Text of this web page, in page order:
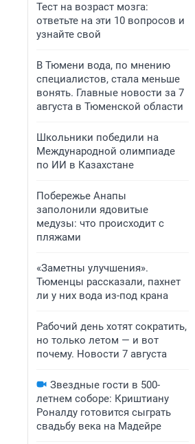
Тест на возраст мозга:
ответьте на эти 10 вопросов и
узнайте свой
В Тюмени вода, по мнению
специалистов, стала меньше
вонять. Главные новости за 7
августа в Тюменской области
Школьники победили на
Международной олимпиаде
по ИИ в Казахстане
Побережье Анапы
заполонили ядовитые
медузы: что происходит с
пляжами
«Заметны улучшения».
Тюменцы рассказали, пахнет
ли у них вода из-под крана
Рабочий день хотят сократить,
но только летом — и вот
почему. Новости 7 августа
Звездные гости в 500-
летнем соборе: Криштиану
Роналду готовится сыграть
свадьбу века на Мадейре